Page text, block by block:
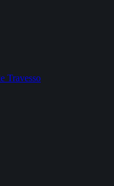
Travesso